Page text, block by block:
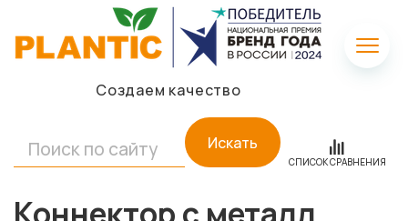
Создаем качество
Искать
СПИСОК СРАВНЕНИЯ